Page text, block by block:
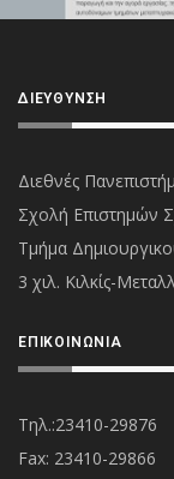
ΔΙΕΎΘΥΝΣΗ
Διεθνές
Σχολή Επιστημών
Τμήμα
3 χιλ. Κιλκίς-
ΕΠΙΚΟΙΝΩΝΊΑ
Τηλ.:23410-29876
Fax: 23410-29866